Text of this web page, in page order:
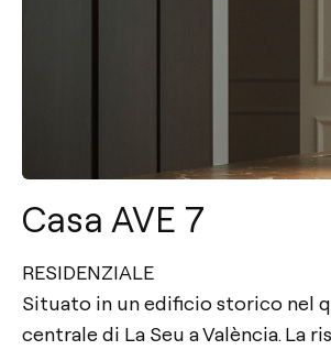
Casa AVE 7
RESIDENZIALE
Situato in un edificio storico nel
centrale di La Seu a València. La